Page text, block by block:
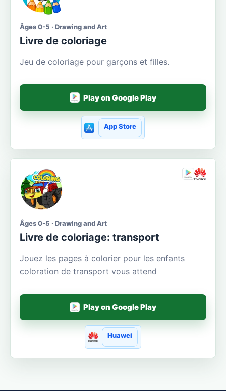
Âges 0-5 · Drawing and Art
Livre de coloriage
Jeu de coloriage pour garçons et filles.
Play on Google Play
App Store
Âges 0-5 · Drawing and Art
Livre de coloriage: transport
Jouez les pages à colorier pour les enfants
coloration de transport vous attend
Play on Google Play
Huawei